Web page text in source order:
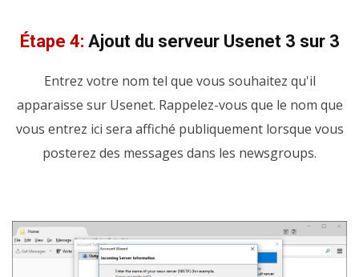
Étape 4: Ajout du serveur Usenet 3 sur 3
Entrez votre nom tel que vous souhaitez qu'il
apparaisse sur Usenet. Rappelez-vous que le nom que
vous entrez ici sera affiché publiquement lorsque vous
posterez des messages dans les newsgroups.